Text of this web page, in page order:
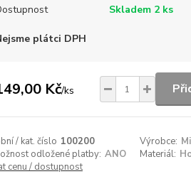
Skladem 2 ks
plátci DPH
Kč/ks
/ kat. číslo 100200 Výrobce:
odložené platby: ANO Materiál:
cenu / dostupnost